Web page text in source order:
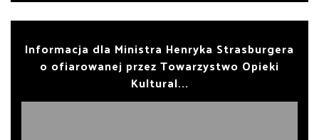
Informacja dla Ministra Henryka Strasburgera
o ofiarowanej przez Towarzystwo Opieki
Kultural...